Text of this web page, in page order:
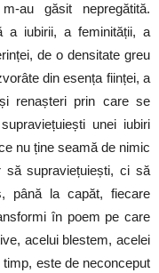
au găsit nepregătită.
a iubirii, a feminității, a
de o densitate greu
din esența ființei, a
renașteri prin care se
unei iubiri
nu ține seamă de nimic
supraviețuiești, ci să
până la capăt, fiecare
în poem pe care
acelui blestem, acelei
este de neconceput